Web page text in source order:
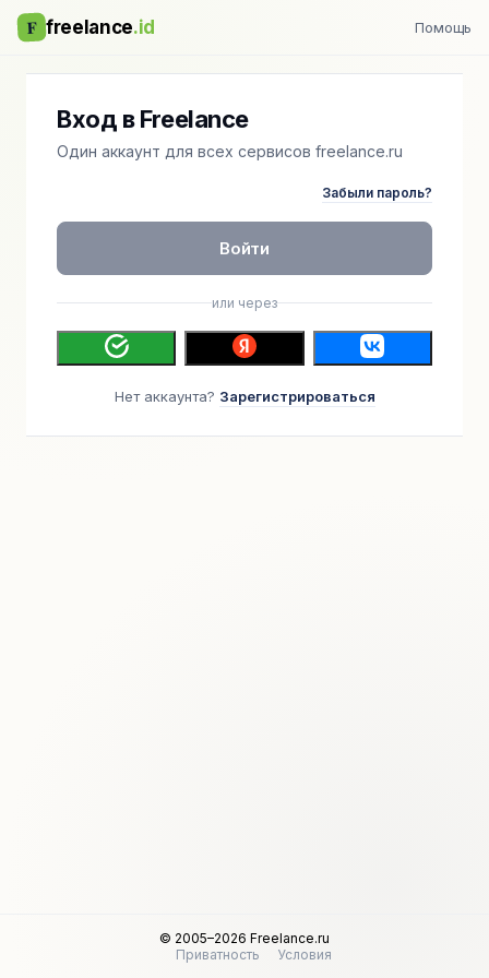
F freelance.id Помощь
Вход в Freelance
Один аккаунт для всех сервисов freelance.ru
Забыли пароль?
Войти
или через
Нет аккаунта? Зарегистрироваться
© 2005–2026 Freelance.ru
Приватность
Условия